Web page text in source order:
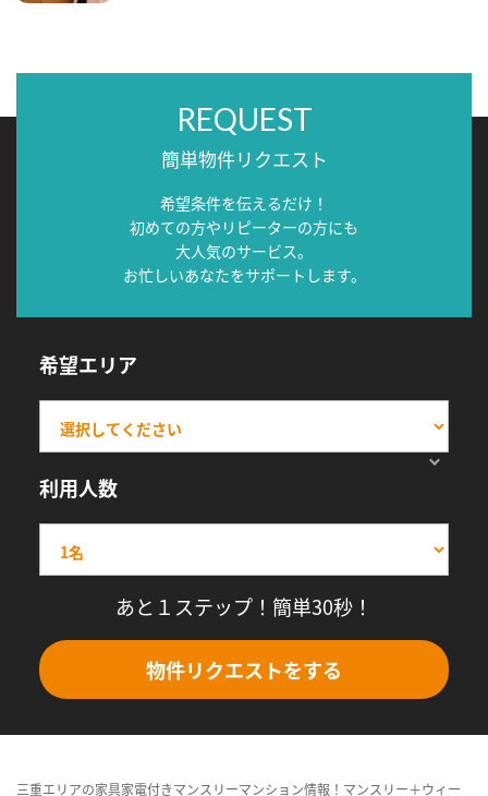
REQUEST
簡単物件リクエスト
希望条件を伝えるだけ！
初めての方やリピーターの方にも
大人気のサービス。
お忙しいあなたをサポートします。
希望エリア
利用人数
あと１ステップ！簡単30秒！
物件リクエストをする
三重エリアの家具家電付きマンスリーマンション情報！マンスリー＋ウィー